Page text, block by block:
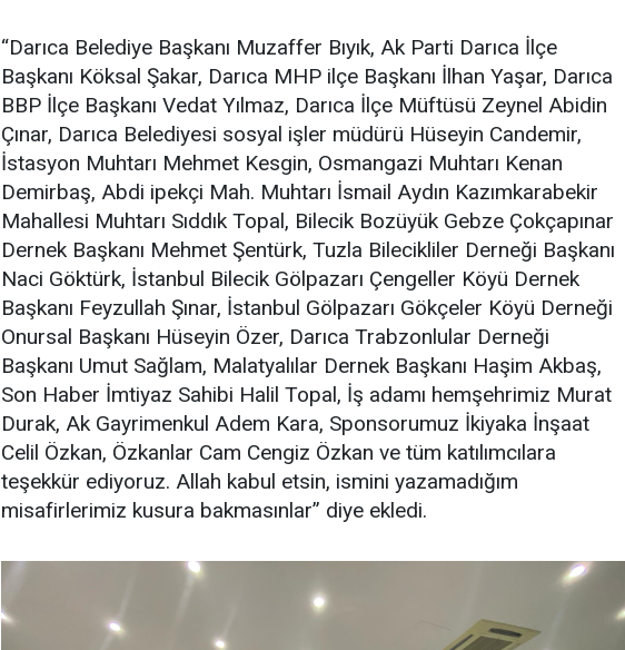
“Darıca Belediye Başkanı Muzaffer Bıyık, Ak Parti Darıca İlçe
Başkanı Köksal Şakar, Darıca MHP ilçe Başkanı İlhan Yaşar, Darıca
BBP İlçe Başkanı Vedat Yılmaz, Darıca İlçe Müftüsü Zeynel Abidin
Çınar, Darıca Belediyesi sosyal işler müdürü Hüseyin Candemir,
İstasyon Muhtarı Mehmet Kesgin, Osmangazi Muhtarı Kenan
Demirbaş, Abdi ipekçi Mah. Muhtarı İsmail Aydın Kazımkarabekir
Mahallesi Muhtarı Sıddık Topal, Bilecik Bozüyük Gebze Çokçapınar
Dernek Başkanı Mehmet Şentürk, Tuzla Bilecikliler Derneği Başkanı
Naci Göktürk, İstanbul Bilecik Gölpazarı Çengeller Köyü Dernek
Başkanı Feyzullah Şınar, İstanbul Gölpazarı Gökçeler Köyü Derneği
Onursal Başkanı Hüseyin Özer, Darıca Trabzonlular Derneği
Başkanı Umut Sağlam, Malatyalılar Dernek Başkanı Haşim Akbaş,
Son Haber İmtiyaz Sahibi Halil Topal, İş adamı hemşehrimiz Murat
Durak, Ak Gayrimenkul Adem Kara, Sponsorumuz İkiyaka İnşaat
Celil Özkan, Özkanlar Cam Cengiz Özkan ve tüm katılımcılara
teşekkür ediyoruz. Allah kabul etsin, ismini yazamadığım
misafirlerimiz kusura bakmasınlar” diye ekledi.